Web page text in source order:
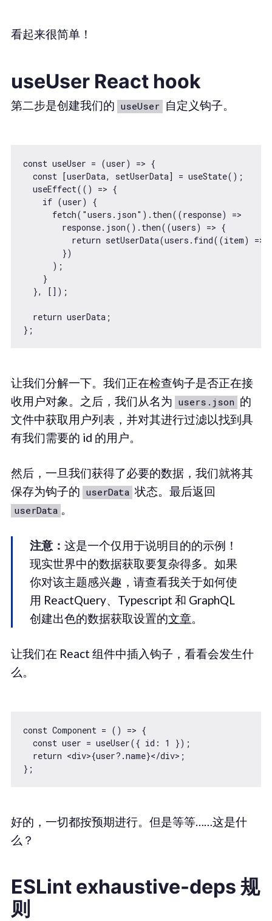
看起来很简单！
useUser React hook
第二步是创建我们的 useUser 自定义钩子。
const useUser = (user) => {
  const [userData, setUserData] = useState();
  useEffect(() => {
    if (user) {
      fetch("users.json").then((response) =>
        response.json().then((users) => {
return setUserData(users.find((item) =>
        })
      );
    }
  }, []);
  return userData;
让我们分解一下。我们正在检查钩子是否正在接
收用户对象。之后，我们从名为 users.json 的
文件中获取用户列表，并对其进行过滤以找到具
有我们需要的 id 的用户。
然后，一旦我们获得了必要的数据，我们就将其
保存为钩子的 userData 状态。最后返回
userData 。
注意：这是一个仅用于说明目的的示例！
现实世界中的数据获取要复杂得多。如果
你对该主题感兴趣，请查看我关于如何使
用 ReactQuery、Typescript 和 GraphQL
创建出色的数据获取设置的文章。
让我们在 React 组件中插入钩子，看看会发生什
么。
const Component = () => {
  const user = useUser({ id: 1 });
  return <div>{user?.name}</div>;
好的，一切都按预期进行。但是等等……这是什
么？
ESLint exhaustive-deps 规
则